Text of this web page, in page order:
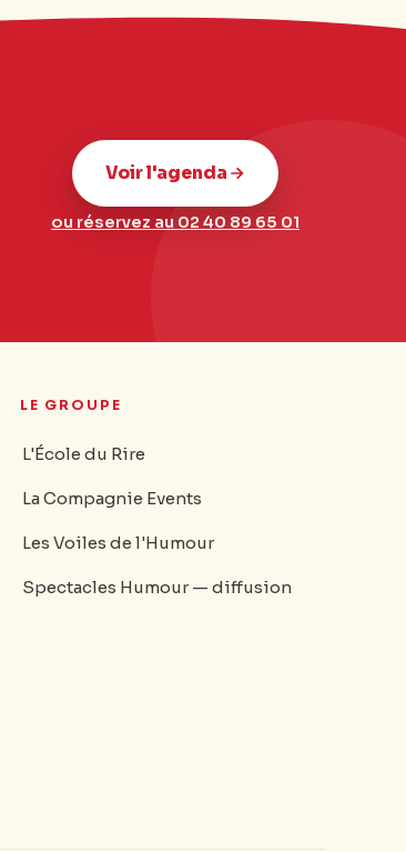
Voir l'agenda
ou réservez au 02 40 89 65 01
LE GROUPE
L'École du Rire
La Compagnie Events
Les Voiles de l'Humour
Spectacles Humour — diffusion